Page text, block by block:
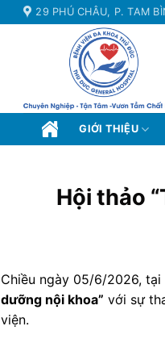
29 PHÚ CHÂU, P. TAM
GIỚI THIỆU
Hội thảo
Chiều ngày 05/6/2026,
dưỡng nội khoa” với sự
viện.